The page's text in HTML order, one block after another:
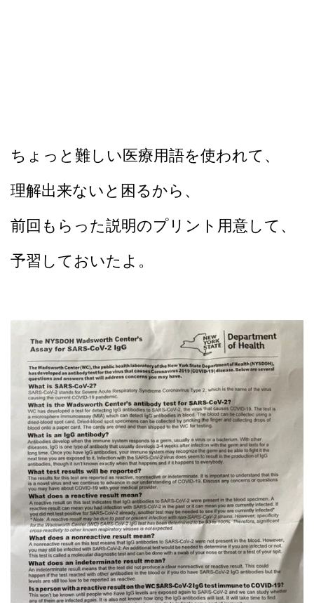
ちょっと難しい医療用語を使われて、
理解出来ないと困るから、
前回もらった説明のプリント用意して、
予習しておいたよ。